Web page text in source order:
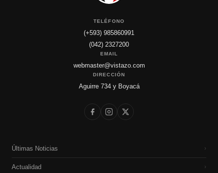
TELÉFONO
(+593) 985860991
(042) 2327200
EMAIL
webmaster@vistazo.com
DIRECCIÓN
Aguirre 734 y Boyacá
Últimas Noticias ›
Actualidad ›